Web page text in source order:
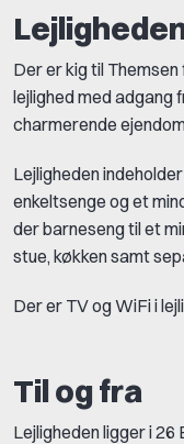
Der er kig til
lejlighed med adgang
charmerende
Lejligheden
enkeltsenge og et
der barneseng til et
stue, køkken samt
Der er TV og WiFi i
Til og fra
Lejligheden ligger i